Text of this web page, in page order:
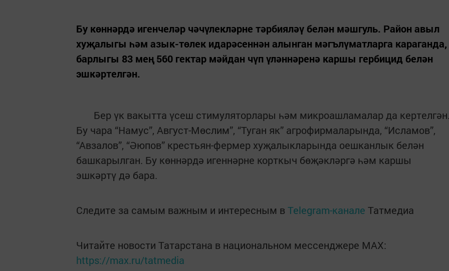
Бу көннәрдә игенчеләр чәчүлекләрне тәрбияләү белән мәшгуль. Район авыл
хуҗалыгы һәм азык-төлек идарәсеннән алынган мәгълүматларга караганда,
барлыгы 83 мең 560 гектар мәйдан чүп үләннәренә каршы гербицид белән
эшкәртелгән.
Бер үк вакытта үсеш стимуляторлары һәм микроашламалар да
Бу чара “Намус”, Август-Мөслим”, “Туган як” агрофирмаларында, “Исламов”,
“Авзалов”, “Әюпов” крестьян-фермер хуҗалыкларында оешканлык белән
башкарылган. Бу көннәрдә игеннәрне корткыч бөҗәкләргә һәм каршы
эшкәртү дә бара.
Следите за самым важным и интересным в Telegram-канале Татмедиа
Читайте новости Татарстана в национальном мессенджере MАХ:
https://max.ru/tatmedia